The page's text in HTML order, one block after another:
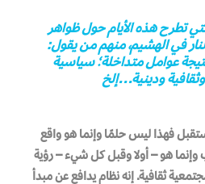
تطرح هذه الأيام حول ظواهر
في الهشيم، منهم من يقول:
عوامل متداخلة؛ سياسية
ودينية…إلخ
فهذا ليس حلمًا وإنما هو واقع
وإنما هو – أولا وقبل كل شيء – رؤية
ثقافية. إنه نظام يدافع عن مبدأ